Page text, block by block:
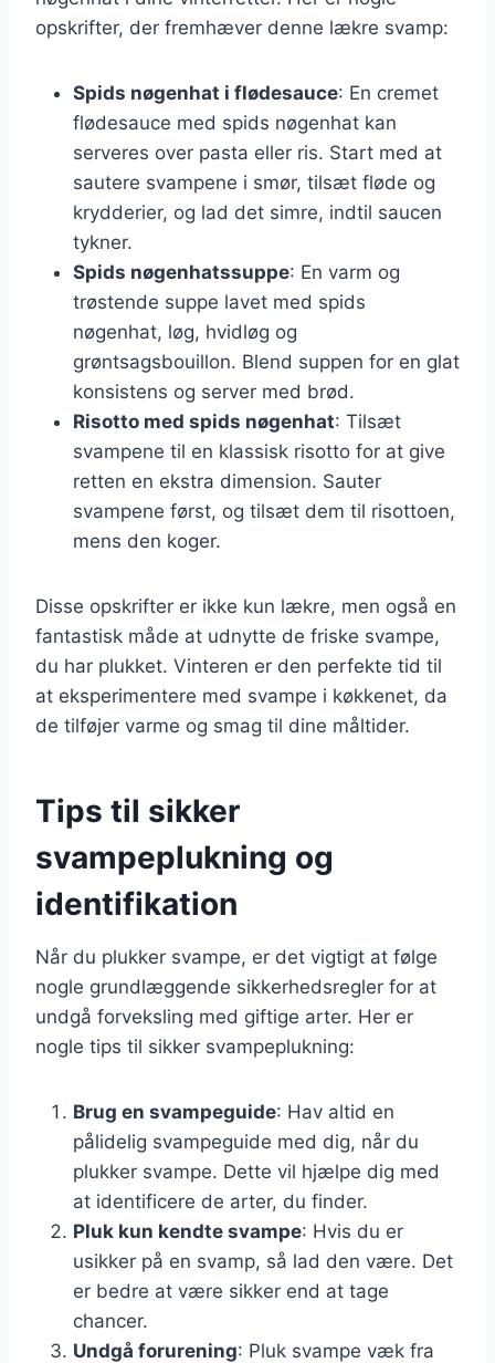
opskrifter, der fremhæver denne lækre svamp:
Spids nøgenhat i flødesauce: En cremet
flødesauce med spids nøgenhat kan
serveres over pasta eller ris. Start med at
sautere svampene i smør, tilsæt fløde og
krydderier, og lad det simre, indtil saucen
tykner.
Spids nøgenhatssuppe: En varm og
trøstende suppe lavet med spids
nøgenhat, løg, hvidløg og
grøntsagsbouillon. Blend suppen for en glat
konsistens og server med brød.
Risotto med spids nøgenhat: Tilsæt
svampene til en klassisk risotto for at give
retten en ekstra dimension. Sauter
svampene først, og tilsæt dem til risottoen,
mens den koger.
Disse opskrifter er ikke kun lækre, men også en
fantastisk måde at udnytte de friske svampe,
du har plukket. Vinteren er den perfekte tid til
at eksperimentere med svampe i køkkenet, da
de tilføjer varme og smag til dine måltider.
Tips til sikker
svampeplukning og
identifikation
Når du plukker svampe, er det vigtigt at følge
nogle grundlæggende sikkerhedsregler for at
undgå forveksling med giftige arter. Her er
nogle tips til sikker svampeplukning:
Brug en svampeguide: Hav altid en
pålidelig svampeguide med dig, når du
plukker svampe. Dette vil hjælpe dig med
at identificere de arter, du finder.
Pluk kun kendte svampe: Hvis du er
usikker på en svamp, så lad den være. Det
er bedre at være sikker end at tage
chancer.
Undgå forurening: Pluk svampe væk fra